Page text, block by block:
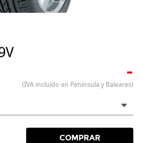
-
(IVA incluído en Península y Baleares)
COMPRAR